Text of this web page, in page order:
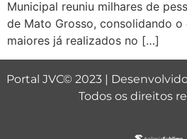
Municipal reuniu milhares de
de Mato Grosso, consolidando
maiores já realizados no […]
Portal JVC© 2023 |
Todos os direitos